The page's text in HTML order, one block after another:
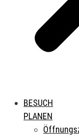
BESUCH
PLANEN